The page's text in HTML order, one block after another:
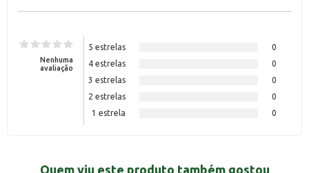
Nenhuma
avaliação
5 estrelas
0
4 estrelas
0
3 estrelas
0
2 estrelas
0
1 estrela
0
Quem viu este produto também gostou